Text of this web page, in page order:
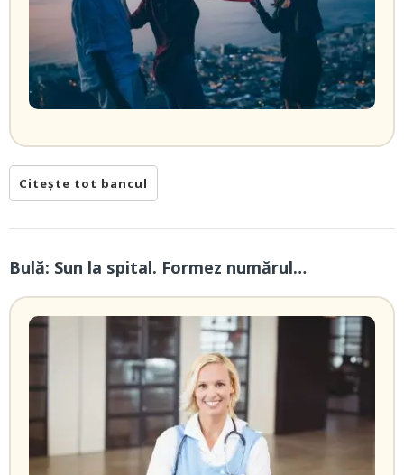
Citește tot bancul
Bulă: Sun la spital. Formez numărul…